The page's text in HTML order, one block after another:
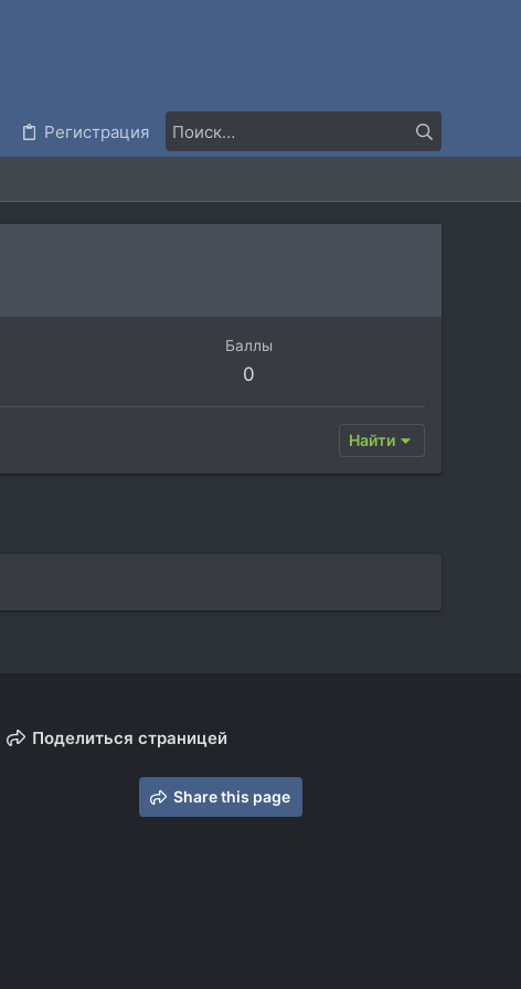
Регистрация
Баллы
0
Найти
Поделиться страницей
Share this page